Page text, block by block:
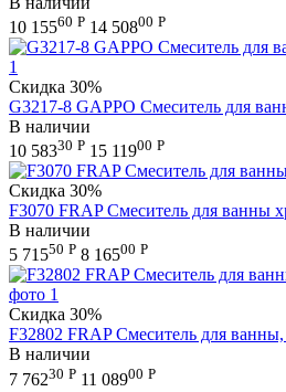
10 15560 Р 14 50800 Р
Скидка 30%
G3217-8 GAPPO Смеситель для
В наличии
10 58330 Р 15 11900 Р
Скидка 30%
F3070 FRAP Смеситель для ванны
В наличии
5 71550 Р 8 16500 Р
Скидка 30%
F32802 FRAP Смеситель для
В наличии
7 76230 Р 11 08900 Р